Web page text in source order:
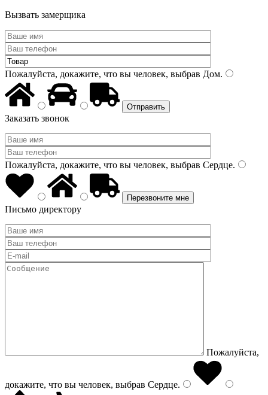
Вызвать замерщика
Пожалуйста, докажите, что вы человек, выбрав Дом.
Заказать звонок
Пожалуйста, докажите, что вы человек, выбрав Сердце.
Письмо директору
Пожалуйста,
докажите, что вы человек, выбрав Сердце.